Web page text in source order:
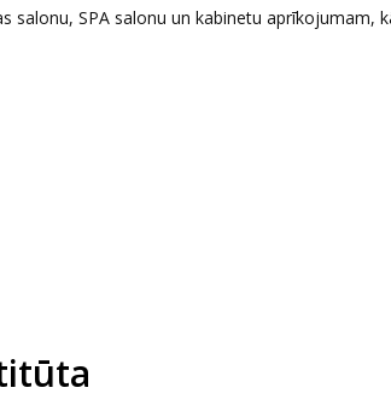
salonu, SPA salonu un kabinetu aprīkojumam,